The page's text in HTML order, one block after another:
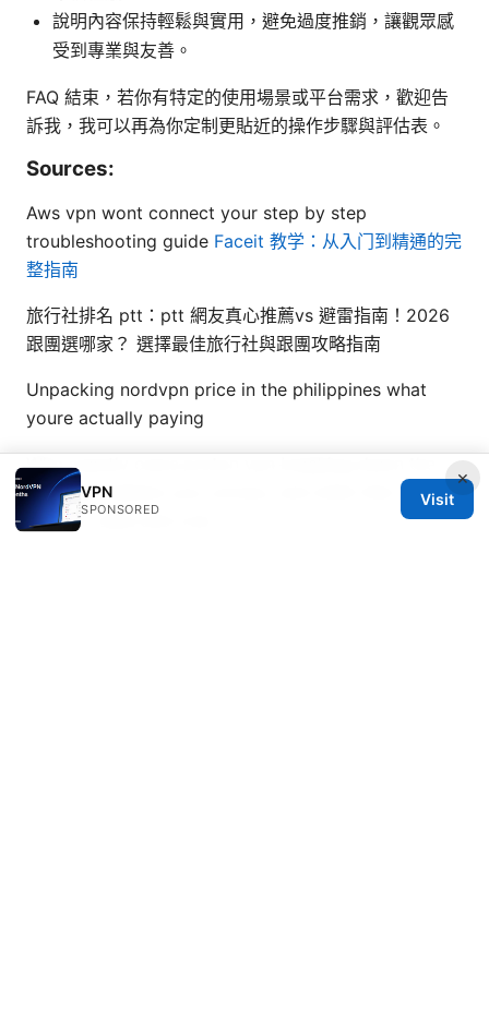
說明內容保持輕鬆與實用，避免過度推銷，讓觀眾感
受到專業與友善。
FAQ 結束，若你有特定的使用場景或平台需求，歡迎告
訴我，我可以再為你定制更貼近的操作步驟與評估表。
Sources:
Aws vpn wont connect your step by step
troubleshooting guide Faceit 教学：从入门到精通的完
整指南
旅行社排名 ptt：ptt 網友真心推薦vs 避雷指南！2026
跟團選哪家？ 選擇最佳旅行社與跟團攻略指南
Unpacking nordvpn price in the philippines what
youre actually paying
Who exactly owns proton vpn breaking down the
company behind your privacy and what that means
for your data and trust
×
VPN
SPONSORED
Visit